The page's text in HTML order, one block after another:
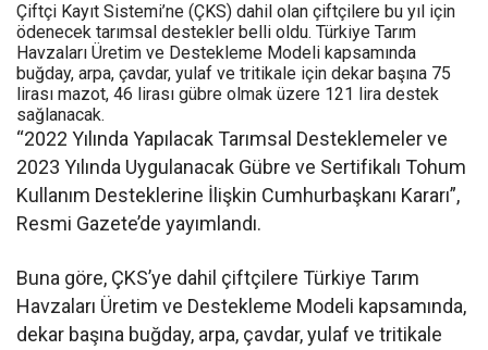
Çiftçi Kayıt Sistemi’ne (ÇKS) dahil olan çiftçilere bu yıl için
ödenecek tarımsal destekler belli oldu. Türkiye Tarım
Havzaları Üretim ve Destekleme Modeli kapsamında
buğday, arpa, çavdar, yulaf ve tritikale için dekar başına 75
lirası mazot, 46 lirası gübre olmak üzere 121 lira destek
sağlanacak.
“2022 Yılında Yapılacak Tarımsal Desteklemeler ve
2023 Yılında Uygulanacak Gübre ve Sertifikalı Tohum
Kullanım Desteklerine İlişkin Cumhurbaşkanı Kararı”,
Resmi Gazete’de yayımlandı.
Buna göre, ÇKS’ye dahil çiftçilere Türkiye Tarım
Havzaları Üretim ve Destekleme Modeli kapsamında,
dekar başına buğday, arpa, çavdar, yulaf ve tritikale